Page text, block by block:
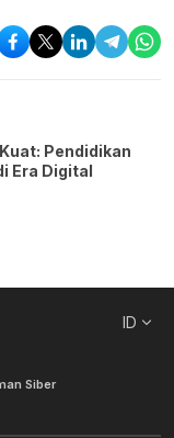
Pendidikan
Era Digital
ID
Siber